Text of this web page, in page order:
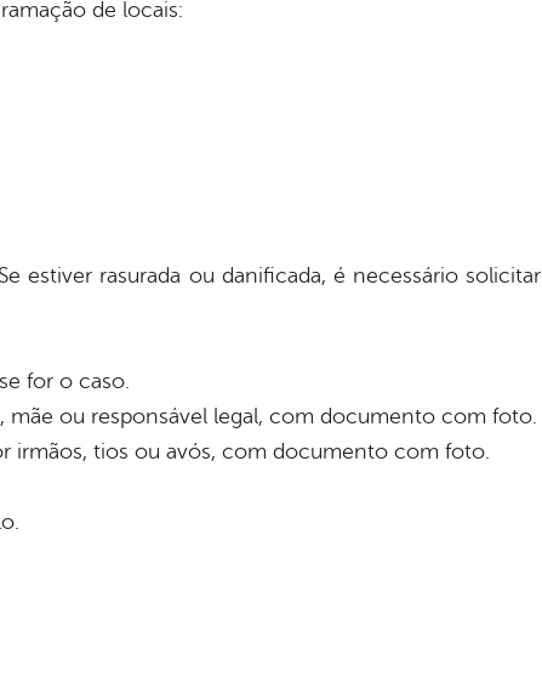
de locais:
estiver rasurada ou danificada, é necessário solicitar
for o caso.
mãe ou responsável legal, com documento com foto.
irmãos, tios ou avós, com documento com foto.